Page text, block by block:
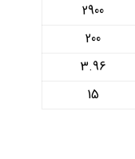
2900
200
3.96
15